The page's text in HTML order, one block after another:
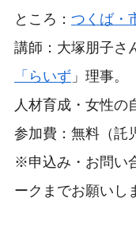
ところ： つくば・
講師：大塚朋子さ
「らいず 」理事。
人材育成・女性の
参加費：無料（託
※申込み・お問い
ークまでお願いし